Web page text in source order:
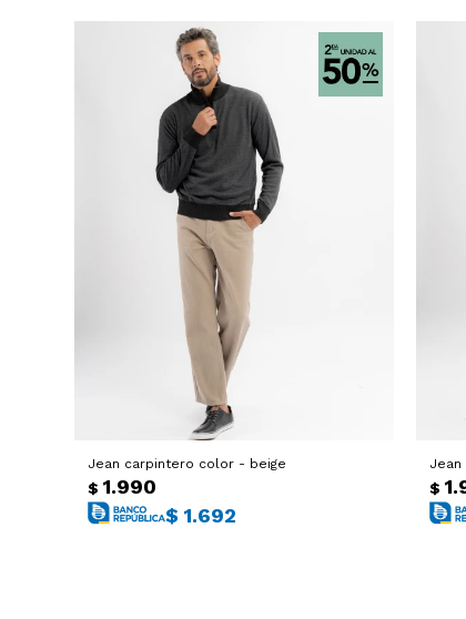
Jean carpintero color - beige
$ 1.990
$ 1.692
$